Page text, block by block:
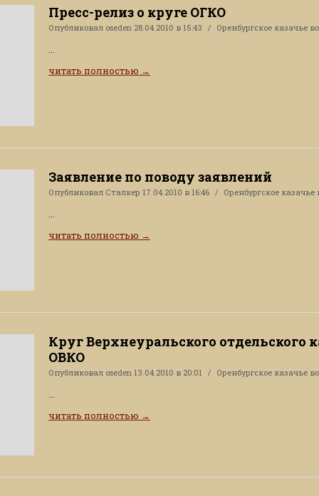
Пресс-релиз о круге ОГКО
Опубликовал oseden 28.04.2010 в 15:43 Оренбургское казачье
читать полностью →
Заявление по поводу заявлений
Опубликовал Сталкер 17.04.2010 в 16:46 Оренбургское казачье
читать полностью →
Круг Верхнеуральского отдельского
ОВКО
Опубликовал oseden 13.04.2010 в 20:01 Оренбургское казачье
читать полностью →